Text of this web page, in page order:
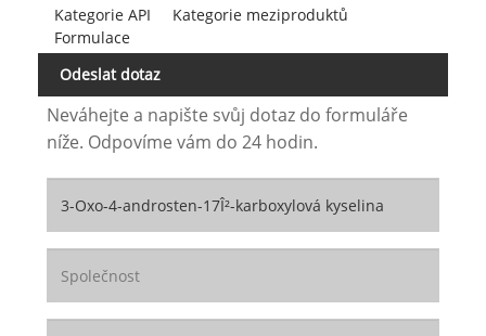
Kategorie API
Kategorie meziproduktů
Formulace
Odeslat dotaz
Neváhejte a napište svůj dotaz do formuláře
níže. Odpovíme vám do 24 hodin.